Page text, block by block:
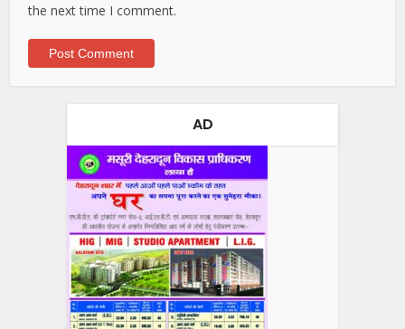
the next time I comment.
AD